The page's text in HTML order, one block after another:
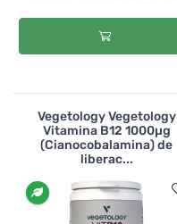
Vegetology Vegetology
Vitamina B12 1000µg
(Cianocobalamina) de
liberac...